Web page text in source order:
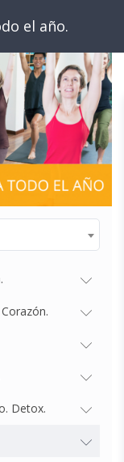
el año.
Corazón.
Detox.